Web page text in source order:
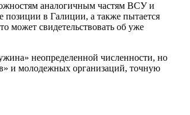
аналогичным частям ВСУ и
в Галиции, а также пытается
может свидетельствовать об уже
неопределенной численности, но
и молодежных организаций, точную